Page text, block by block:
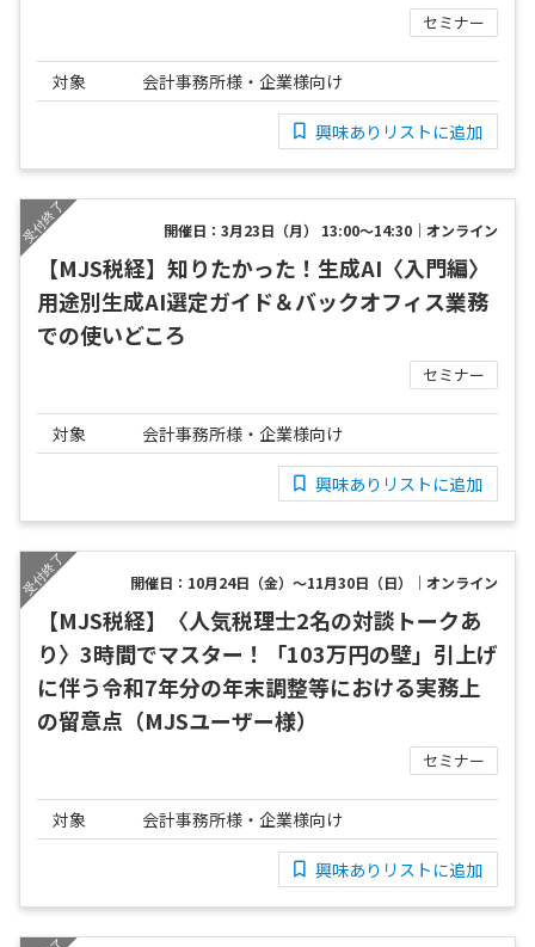
セミナー
対象 会計事務所様・企業様向け
興味ありリストに追加
開催日：3月23日（月） 13:00～14:30｜オンライン
【MJS税経】知りたかった！生成AI〈入門編〉
用途別生成AI選定ガイド＆バックオフィス業務
での使いどころ
セミナー
対象 会計事務所様・企業様向け
興味ありリストに追加
開催日：10月24日（金）～11月30日（日）｜オンライン
【MJS税経】〈人気税理士2名の対談トークあ
り〉3時間でマスター！「103万円の壁」引上げ
に伴う令和7年分の年末調整等における実務上
の留意点（MJSユーザー様）
セミナー
対象 会計事務所様・企業様向け
興味ありリストに追加